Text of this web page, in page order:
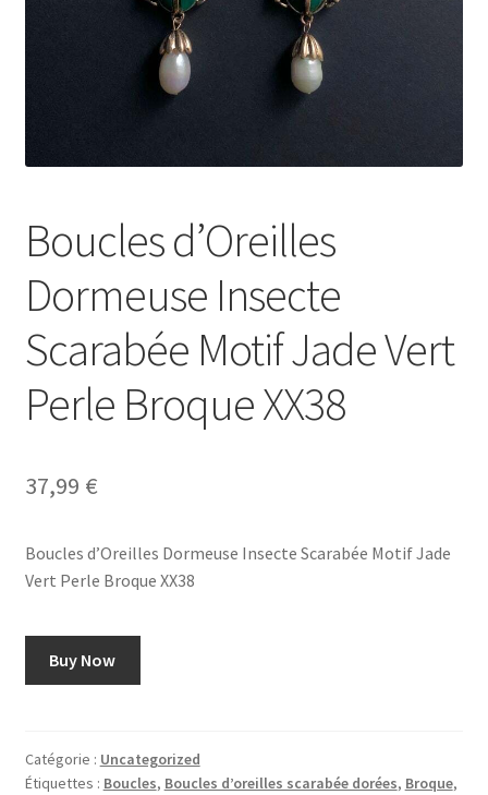
Boucles d’Oreilles
Dormeuse Insecte
Scarabée Motif Jade Vert
Perle Broque XX38
37,99 €
Boucles d’Oreilles Dormeuse Insecte Scarabée Motif Jade
Vert Perle Broque XX38
Buy Now
Catégorie : Uncategorized
Étiquettes : Boucles, Boucles d’oreilles scarabée dorées, Broque,